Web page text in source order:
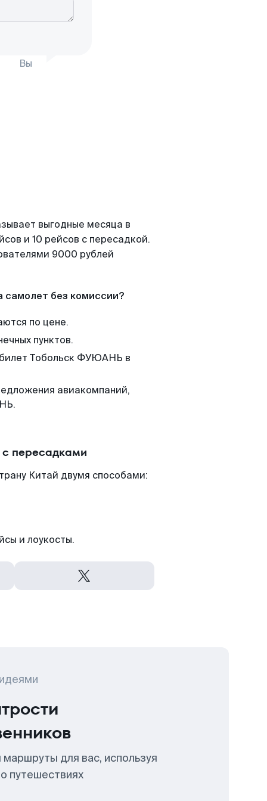
Вы
выгодные месяца в
и 10 рейсов с пересадкой.
9000 рублей
самолет без комиссии?
по цене.
пунктов.
билет Тобольск ФУЮАНЬ в
авиакомпаний,
пересадками
Китай двумя способами:
и лоукосты.
для вас, используя
путешествиях